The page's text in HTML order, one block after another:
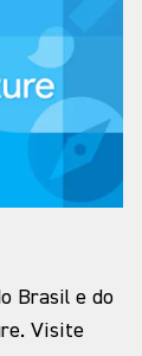
da
a
tecido, e
cidade.
e este
mostra.
aquarelas.
no
Brasil e do
Visite